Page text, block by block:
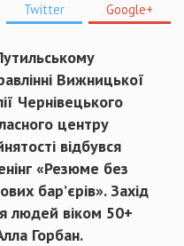
Twitter Google+
Вижницької
Чернівецького
центру
відбувся
«Резюме без
барʼєрів». Захід
людей віком 50+
Горбан.